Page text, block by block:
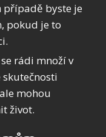
případě byste je
pokud je to
rádi množí v
skutečnosti
mohou
život.